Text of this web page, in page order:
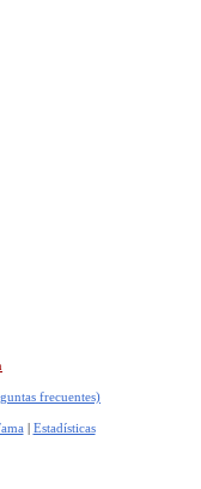
frecuentes)
| Estadísticas